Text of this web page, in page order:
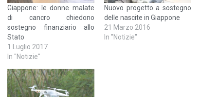
Giappone: le donne malate
di cancro chiedono
sostegno finanziario allo
Stato
1 Luglio 2017
In "Notizie"
Nuovo progetto a sostegno
delle nascite in Giappone
21 Marzo 2016
In "Notizie"